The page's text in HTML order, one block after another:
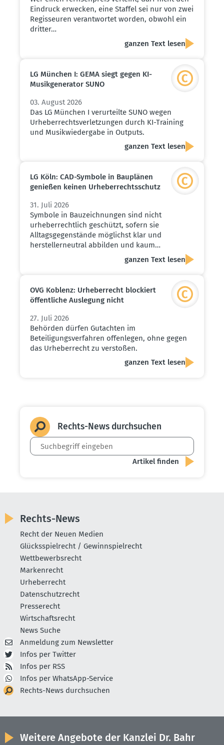
Eindruck erwecken, eine Staffel sei nur von zwei
Regisseuren verantwortet worden, obwohl ein
dritter…
ganzen Text lesen
LG München I: GEMA siegt gegen KI-
Musik­ge­ne­rator SUNO
03. August 2026
Das LG München I verurteilte SUNO wegen
Urheberrechtsverletzungen durch KI-Training
und Musikwiedergabe in Outputs.
ganzen Text lesen
LG Köln: CAD-Symbole in Bauplänen
genießen keinen Urheber­rechts­schutz
31. Juli 2026
Symbole in Bauzeichnungen sind nicht
urheberrechtlich geschützt, sofern sie
Alltagsgegenstände möglichst klar und
herstellerneutral abbilden und kaum…
ganzen Text lesen
OVG Koblenz: Urheber­recht blockiert
öffent­liche Auslegung nicht
27. Juli 2026
Behörden dürfen Gutachten im
Beteiligungsverfahren offenlegen, ohne gegen
das Urheberrecht zu verstoßen.
ganzen Text lesen
Rechts-News durch­suchen
Rechts-News
Recht der Neuen Medien
Glücksspielrecht / Gewinnspielrecht
Wettbewerbsrecht
Markenrecht
Urheberrecht
Datenschutzrecht
Presserecht
Wirtschaftsrecht
News Suche
Anmeldung zum Newsletter
Infos per Twitter
Infos per RSS
Infos per WhatsApp-Service
Rechts-News durchsuchen
Weitere Angebote der Kanzlei Dr. Bahr